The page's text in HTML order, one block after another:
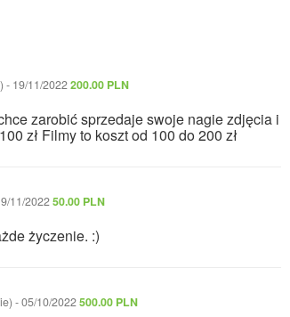
- 19/11/2022200.00 PLN
zarobić sprzedaje swoje nagie zdjęcia i
zł Filmy to koszt od 100 do 200 zł
11/202250.00 PLN
życzenie. :)
-05/10/2022500.00 PLN